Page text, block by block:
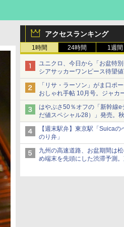
アクセスランキング
1時間 24時間 1週間
ユニクロ、今日から「お盆特
シアサッカーワンピース待望
ショーツは1990円に
「リサ・ラーソン」がま口ポ
おしゃれ手帖 10月号。ジャカ
ザイン
はやぶさ50％オフの「新幹線e
だ値スペシャル28）」発売。
ねっと限定
【週末駅弁】東京駅「Suicaの
のり弁」
九州の高速道路、お盆期間は
め端末を先頭にした渋滞予測